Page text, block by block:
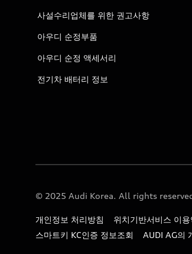
사설수리업체를 위한 권고사항
아우디 순정부품
아우디 순정 액세서리
전기차 배터리 정보
© 2025 Audi Korea. All rights
개인정보 처리방침 위치기반서비스 이
스마트키 KC인증 정보조회
AUDI AG의